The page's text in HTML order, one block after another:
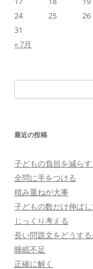
24
25 26
31
« 7月
索:
最近の投稿
子どもの負担を減ら
全問に手をつける
積み重ねが大事
子どもの数だけ伸ば
じっくり考える
長い問題文をどうす
睡眠不足
正確に解く